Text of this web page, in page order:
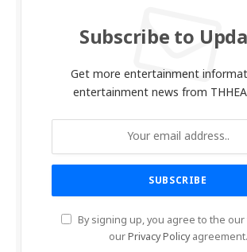
Subscribe to
Get more entertainment
entertainment news from
By signing up, you agree to the
ourPrivacy Policyagreement.